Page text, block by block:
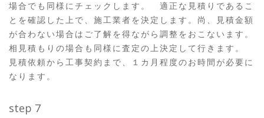
場合でも同様にチェックします。 適正な見積りであるこ
とを確認した上で、施工業者を決定します。尚、見積金額
が合わない場合はご了解を得ながら調整をおこないます。
相見積もりの場合も同様に査定の上決定して行きます。
見積依頼から工事契約まで、１カ月程度のお時間が必要に
なります。
step 7